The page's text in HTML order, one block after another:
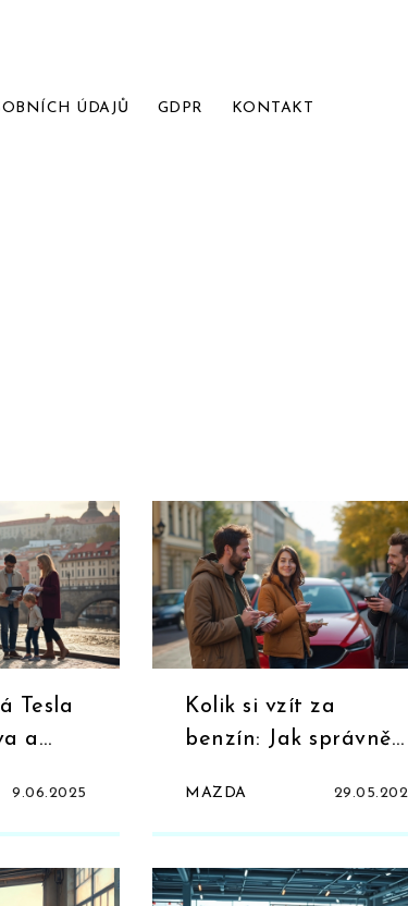
ÚDAJŮ GDPR KONTAKT
Tesla
a
9.06.2025
Kolik si vzít za
benzín: Jak správně
Mazdy
MAZDA